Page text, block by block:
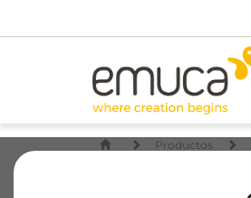
Productos